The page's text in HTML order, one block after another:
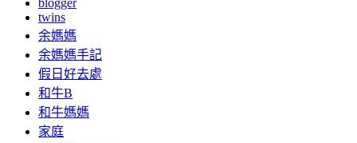
blogger
twins
余媽媽
余媽媽手記
假日好去處
和牛B
和牛媽媽
家庭